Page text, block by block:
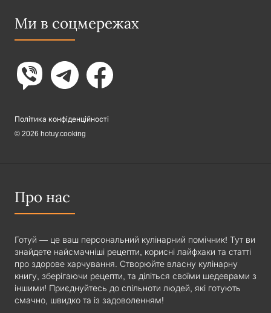
Ми в соцмережах
Політика конфіденційності
© 2026 hotuy.cooking
Про нас
Готуй — це ваш персональний кулінарний помічник! Тут ви
знайдете найсмачніші рецепти, корисні лайфхаки та статті
про здорове харчування. Створюйте власну кулінарну
книгу, зберігаючи рецепти, та діліться своїми шедеврами з
іншими! Приєднуйтесь до спільноти людей, які готують
смачно, швидко та із задоволенням!